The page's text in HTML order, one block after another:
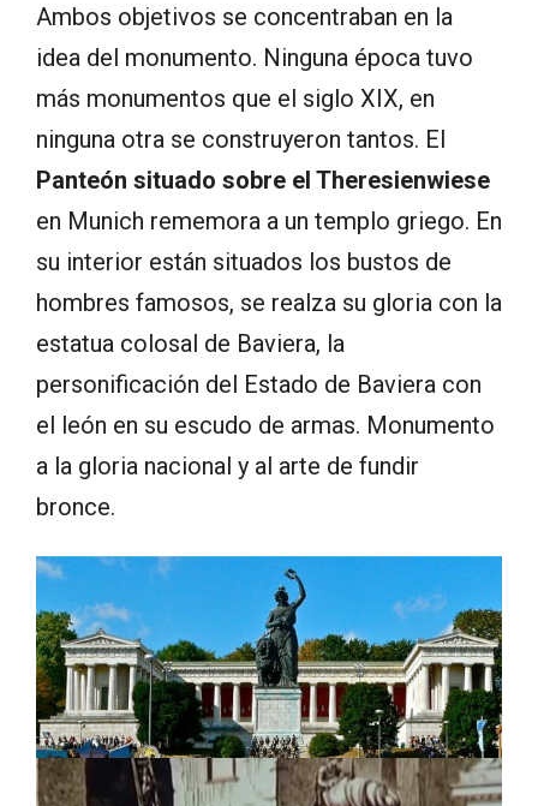
Ambos objetivos se concentraban en la
idea del monumento. Ninguna época tuvo
más monumentos que el siglo XIX, en
ninguna otra se construyeron tantos. El
Panteón situado sobre el Theresienwiese
en Munich rememora a un templo griego. En
su interior están situados los bustos de
hombres famosos, se realza su gloria con la
estatua colosal de Baviera, la
personificación del Estado de Baviera con
el león en su escudo de armas. Monumento
a la gloria nacional y al arte de fundir
bronce.